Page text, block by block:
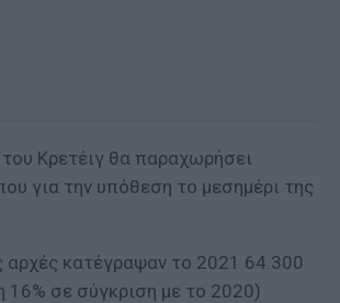
Κρετέιγ θα παραχωρήσει
για την υπόθεση το μεσημέρι της
αρχές κατέγραψαν το 2021 64.300
16% σε σύγκριση με το 2020)